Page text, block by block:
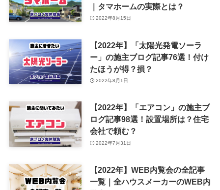
｜タマホームの実際とは？
2022年8月15日
【2022年】「太陽光発電ソーラ
ー」の施主ブログ記事76選！付け
たほうが得？損？
2022年8月1日
【2022年】「エアコン」の施主ブ
ログ記事98選！設置場所は？住宅
会社で頼む？
2022年7月31日
【2022年】WEB内覧会の全記事
一覧｜全ハウスメーカーのWEB内